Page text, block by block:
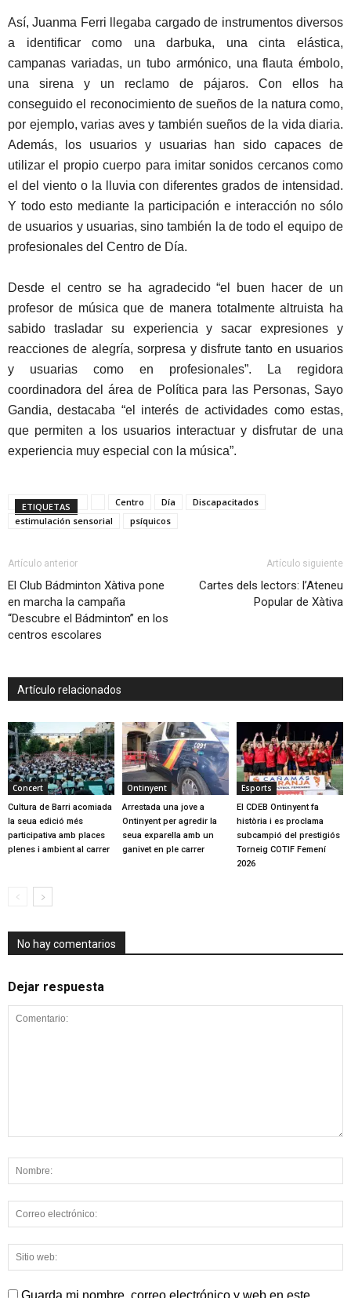
Así, Juanma Ferri llegaba cargado de instrumentos diversos
a identificar como una darbuka, una cinta elástica,
campanas variadas, un tubo armónico, una flauta émbolo,
una sirena y un reclamo de pájaros. Con ellos ha
conseguido el reconocimiento de sueños de la natura como,
por ejemplo, varias aves y también sueños de la vida diaria.
Además, los usuarios y usuarias han sido capaces de
utilizar el propio cuerpo para imitar sonidos cercanos como
el del viento o la lluvia con diferentes grados de intensidad.
Y todo esto mediante la participación e interacción no sólo
de usuarios y usuarias, sino también la de todo el equipo de
profesionales del Centro de Día.
Desde el centro se ha agradecido “el buen hacer de un
profesor de música que de manera totalmente altruista ha
sabido trasladar su experiencia y sacar expresiones y
reacciones de alegría, sorpresa y disfrute tanto en usuarios
y usuarias como en profesionales”. La regidora
coordinadora del área de Política para las Personas, Sayo
Gandia, destacaba “el interés de actividades como estas,
que permiten a los usuarios interactuar y disfrutar de una
experiencia muy especial con la música”.
ETIQUETAS Centro Día
Discapacitados
estimulación sensorial
psíquicos
Artículo anterior
El Club Bádminton Xàtiva pone
en marcha la campaña
“Descubre el Bádminton” en los
centros escolares
Artículo siguiente
Cartes dels lectors: l’Ateneu
Popular de Xàtiva
Artículo relacionados
Concert
Cultura de Barri acomiada
la seua edició més
participativa amb places
plenes i ambient al carrer
Ontinyent
Arrestada una jove a
Ontinyent per agredir la
seua exparella amb un
ganivet en ple carrer
Esports
El CDEB Ontinyent fa
història i es proclama
subcampió del prestigiós
Torneig COTIF Femení
2026
No hay comentarios
Dejar respuesta